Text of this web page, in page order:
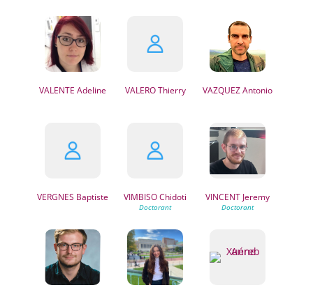
VALENTE Adeline VALEROThierry VAZQUEZAntonio
VERGNES Baptiste VIMBISOChidoti VINCENT Jeremy